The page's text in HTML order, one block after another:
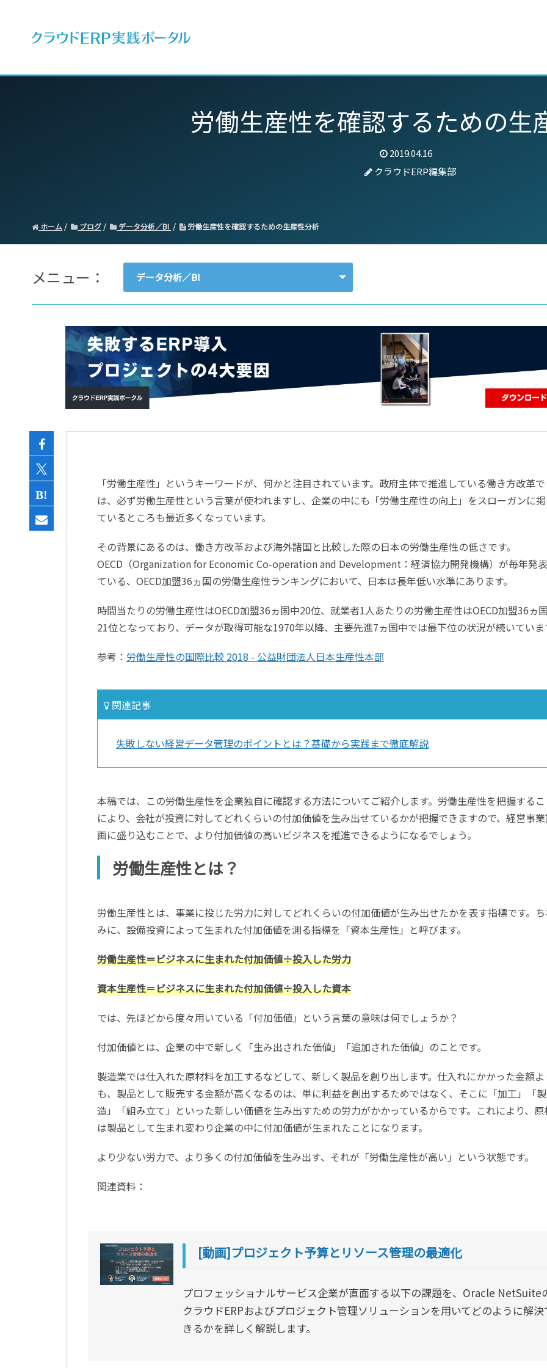
労働生産性を確認するための生
2019.04.16
クラウドERP編集部
ホーム ブログ データ分析／BI 労働生産性を確認するための生産性分析
メニュー： データ分析／BI
会計
経営／業績管理
サプライチェーン／生産管理
CRM／営業支援／Eコマース
データ分析／BI
「労働生産性」というキーワードが、何かと注目されています。政府主体で推進している働き方改革で
は、必ず労働生産性という言葉が使われますし、企業の中にも「労働生産性の向上」をスローガンに
ているところも最近多くなっています。
その背景にあるのは、働き方改革および海外諸国と比較した際の日本の労働生産性の低さです。
OECD（Organization for Economic Co-operation and Development：経済協力開発機構）が毎年発
ている、OECD加盟36ヵ国の労働生産性ランキングにおいて、日本は長年低い水準にあります。
時間当たりの労働生産性はOECD加盟36ヵ国中20位、就業者1人あたりの労働生産性はOECD加盟36ヵ
21位となっており、データが取得可能な1970年以降、主要先進7ヵ国中では最下位の状況が続いていま
参考： 労働生産性の国際比較 2018 - 公益財団法人日本生産性本部
関連記事
失敗しない経営データ管理のポイントとは？基礎から実践まで徹底解説
本稿では、この労働生産性を企業独自に確認する方法についてご紹介します。労働生産性を把握する
により、会社が投資に対してどれくらいの付加価値を生み出せているかが把握できますので、経営事
画に盛り込むことで、より付加価値の高いビジネスを推進できるようになるでしょう。
労働生産性とは？
労働生産性とは、事業に投じた労力に対してどれくらいの付加価値が生み出せたかを表す指標です。
みに、設備投資によって生まれた付加価値を測る指標を「資本生産性」と呼びます。
労働生産性＝ビジネスに生まれた付加価値÷投入した労力
資本生産性＝ビジネスに生まれた付加価値÷投入した資本
では、先ほどから度々用いている「付加価値」という言葉の意味は何でしょうか？
付加価値とは、企業の中で新しく「生み出された価値」「追加された価値」のことです。
製造業では仕入れた原材料を加工するなどして、新しく製品を創り出します。仕入れにかかった金額
も、製品として販売する金額が高くなるのは、単に利益を創出するためではなく、そこに「加工」「製
造」「組み立て」といった新しい価値を生み出すための労力がかかっているからです。これにより、原
は製品として生まれ変わり企業の中に付加価値が生まれたことになります。
より少ない労力で、より多くの付加価値を生み出す、それが「労働生産性が高い」という状態です。
関連資料：
[動画]プロジェクト予算とリソース管理の最適化
プロフェッショナルサービス企業が直面する以下の課題を、Oracle NetSuite
クラウドERPおよびプロジェクト管理ソリューションを用いてどのように解決
きるかを詳しく解説します。